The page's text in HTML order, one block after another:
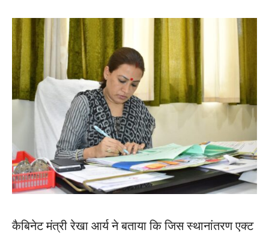
कैबिनेट मंत्री रेखा आर्य ने बताया कि जिस स्थानांतरण एक्ट